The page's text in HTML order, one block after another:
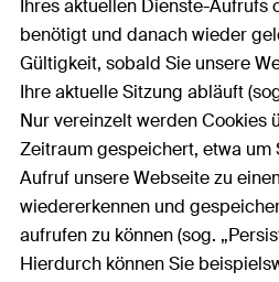
Ihres aktuellen Dienste-Aufrufs
benötigt und danach wieder
Gültigkeit, sobald Sie unsere
Ihre aktuelle Sitzung abläuft
Nur vereinzelt werden Cookies
Zeitraum gespeichert, etwa um
Aufruf unsere Webseite zu
wiedererkennen und
aufrufen zu können (sog.
Hierdurch können Sie